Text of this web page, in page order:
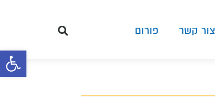
פתח
צור קשר פורום